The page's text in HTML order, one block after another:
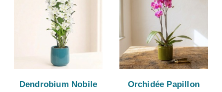
Dendrobium Nobile Orchidée Papillon